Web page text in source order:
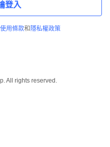
登入
使用條款和 隱私權政策
All rights reserved.